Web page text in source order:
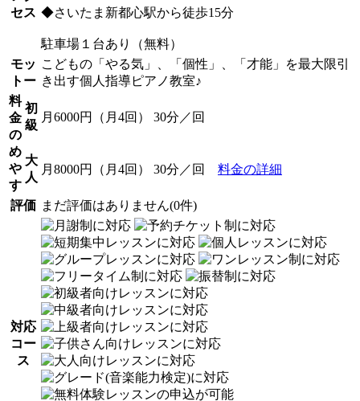
セス ◆さいたま新都心駅から徒歩15分
駐車場１台あり（無料）
モッ
トー
こどもの「やる気」、「個性」、「才能」を最大限引
き出す個人指導ピアノ教室♪
料
金
の
め
や
す
初
級
月6000円（月4回） 30分／回
大
人
月8000円（月4回） 30分／回 料金の詳細
評価 まだ評価はありません(0件)
対応
コー
ス